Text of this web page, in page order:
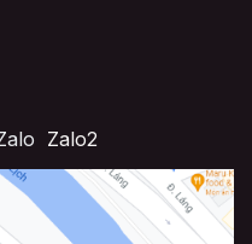
Zalo2